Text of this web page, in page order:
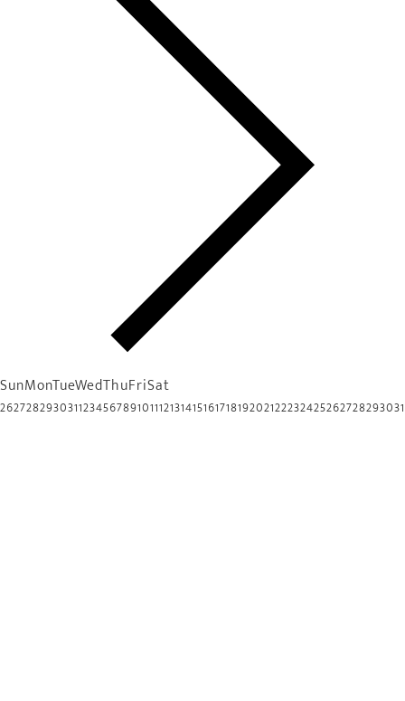
SunMonTueWedThuFriSat
26272829303112345678910111213141516171819202122232425262728293031